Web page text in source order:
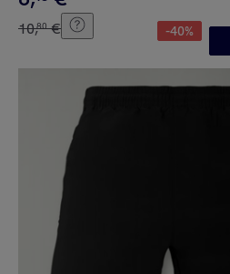
10,80 € -40%